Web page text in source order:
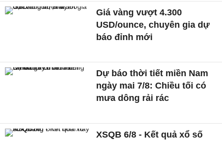
Giá vàng vượt 4.300
USD/ounce, chuyên gia dự
báo đỉnh mới
Dự báo thời tiết miền Nam
ngày mai 7/8: Chiều tối có
mưa dông rải rác
XSQB 6/8 - Kết quả xổ số